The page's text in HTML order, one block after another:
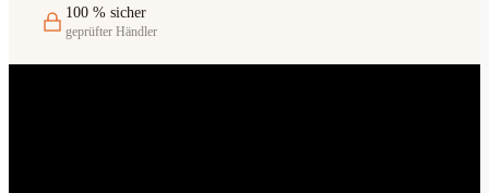
100 % sicher
geprüfter Händler